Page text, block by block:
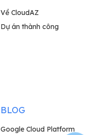
Về CloudAZ
Dự án thành công
BLOG
Google Cloud Platform